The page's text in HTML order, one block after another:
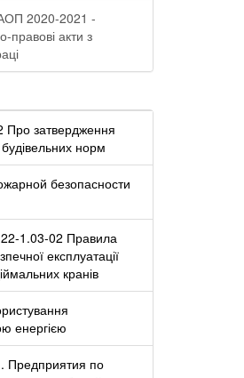
2020-2021 -
правові акти з
затвердження
норм
безопасности
1.03-02 Правила
експлуатації
кранів
енергією
Предприятия по